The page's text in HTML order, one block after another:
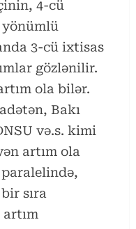
4-cü
3-cü ixtisas
gözlənilir.
ola bilər.
Bakı
və.s. kimi
artım ola
sıra